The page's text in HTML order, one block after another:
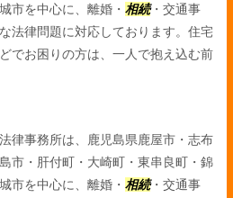
市を中心に、離婚・ 相続・交通事
法律問題に対応しております。住宅
でお困りの方は、一人で抱え込む前
律事務所は、鹿児島県鹿屋市・志布
市・肝付町・大崎町・東串良町・錦
市を中心に、離婚・ 相続・交通事